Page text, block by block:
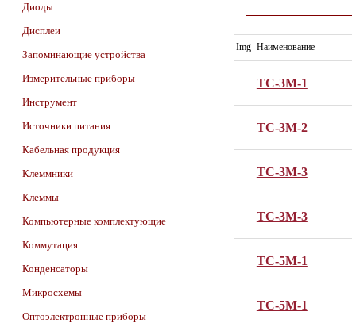
Диоды
Дисплеи
Запоминающие устройства
Измерительные приборы
Инструмент
Источники питания
Кабельная продукция
Клеммники
Клеммы
Компьютерные комплектующие
Коммутация
Конденсаторы
Микросхемы
Оптоэлектронные приборы
Img Наименование
ТС-3М-1
ТС-3М-2
ТС-3М-3
ТС-3М-3
ТС-5М-1
ТС-5М-1